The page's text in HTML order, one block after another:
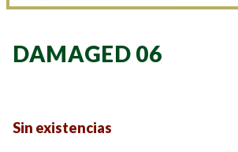
DAMAGED 06
Sin existencias